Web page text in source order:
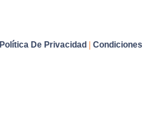
Política De Privacidad
Condiciones